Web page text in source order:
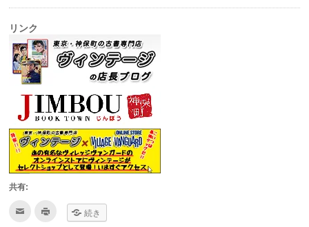
リンク
共有:
続き